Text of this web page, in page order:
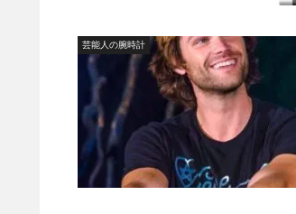
芸能人の腕時計